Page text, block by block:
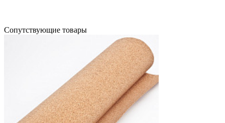
Cопутствующие товары